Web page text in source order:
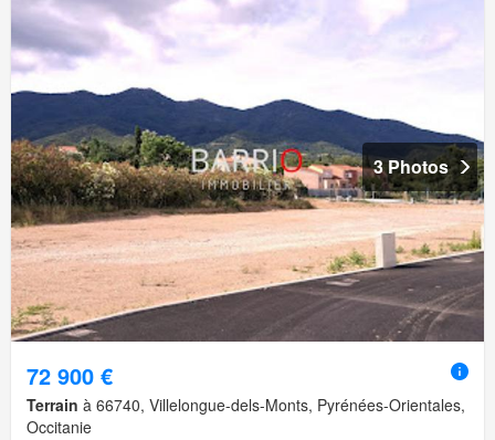
3 Photos
72 900 €
Terrain à 66740, Villelongue-dels-Monts, Pyrénées-Orientales,
Occitanie